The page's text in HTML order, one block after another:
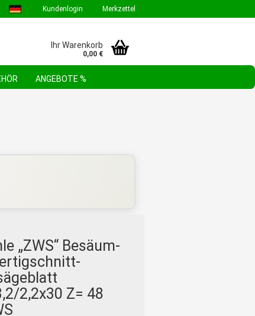
Kundenlogin Merkzettel
Ihr Warenkorb
0,00 €
ANGEBOTE %
„ZWS“ Besäum-
2,2x30 Z= 48